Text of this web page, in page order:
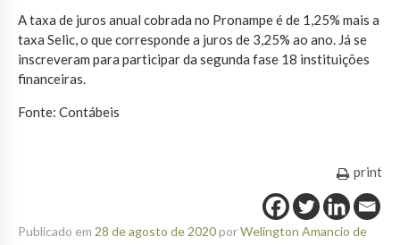
A taxa de juros anual cobrada no Pronampe é de 1,25% mais a
taxa Selic, o que corresponde a juros de 3,25% ao ano. Já se
inscreveram para participar da segunda fase 18 instituições
financeiras.
Fonte: Contábeis
print
Publicado em 28 de agosto de 2020porWelington Amancio de